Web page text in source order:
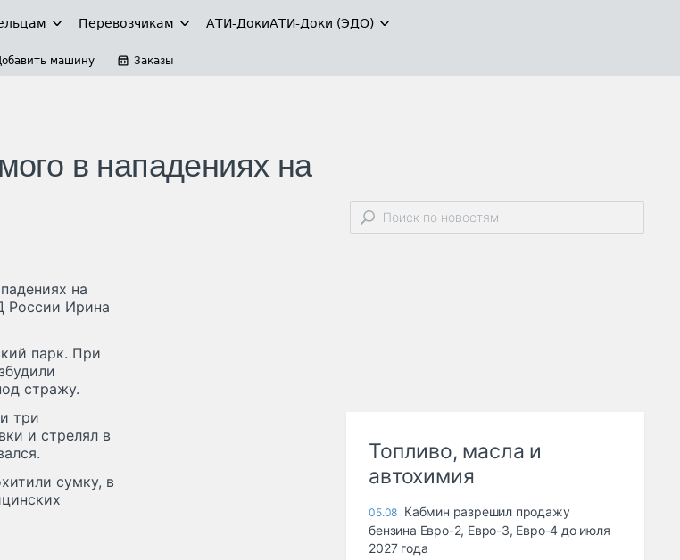
Перевозчикам АТИ-ДокиАТИ-Доки (ЭДО)
машину Заказы
в нападениях на
на
России Ирина
парк. При
стражу.
три
и стрелял в
сумку, в
Топливо, масла и
автохимия
05.08 Кабмин разрешил продажу
бензина Евро-2, Евро-3, Евро-4 до июля
2027 года